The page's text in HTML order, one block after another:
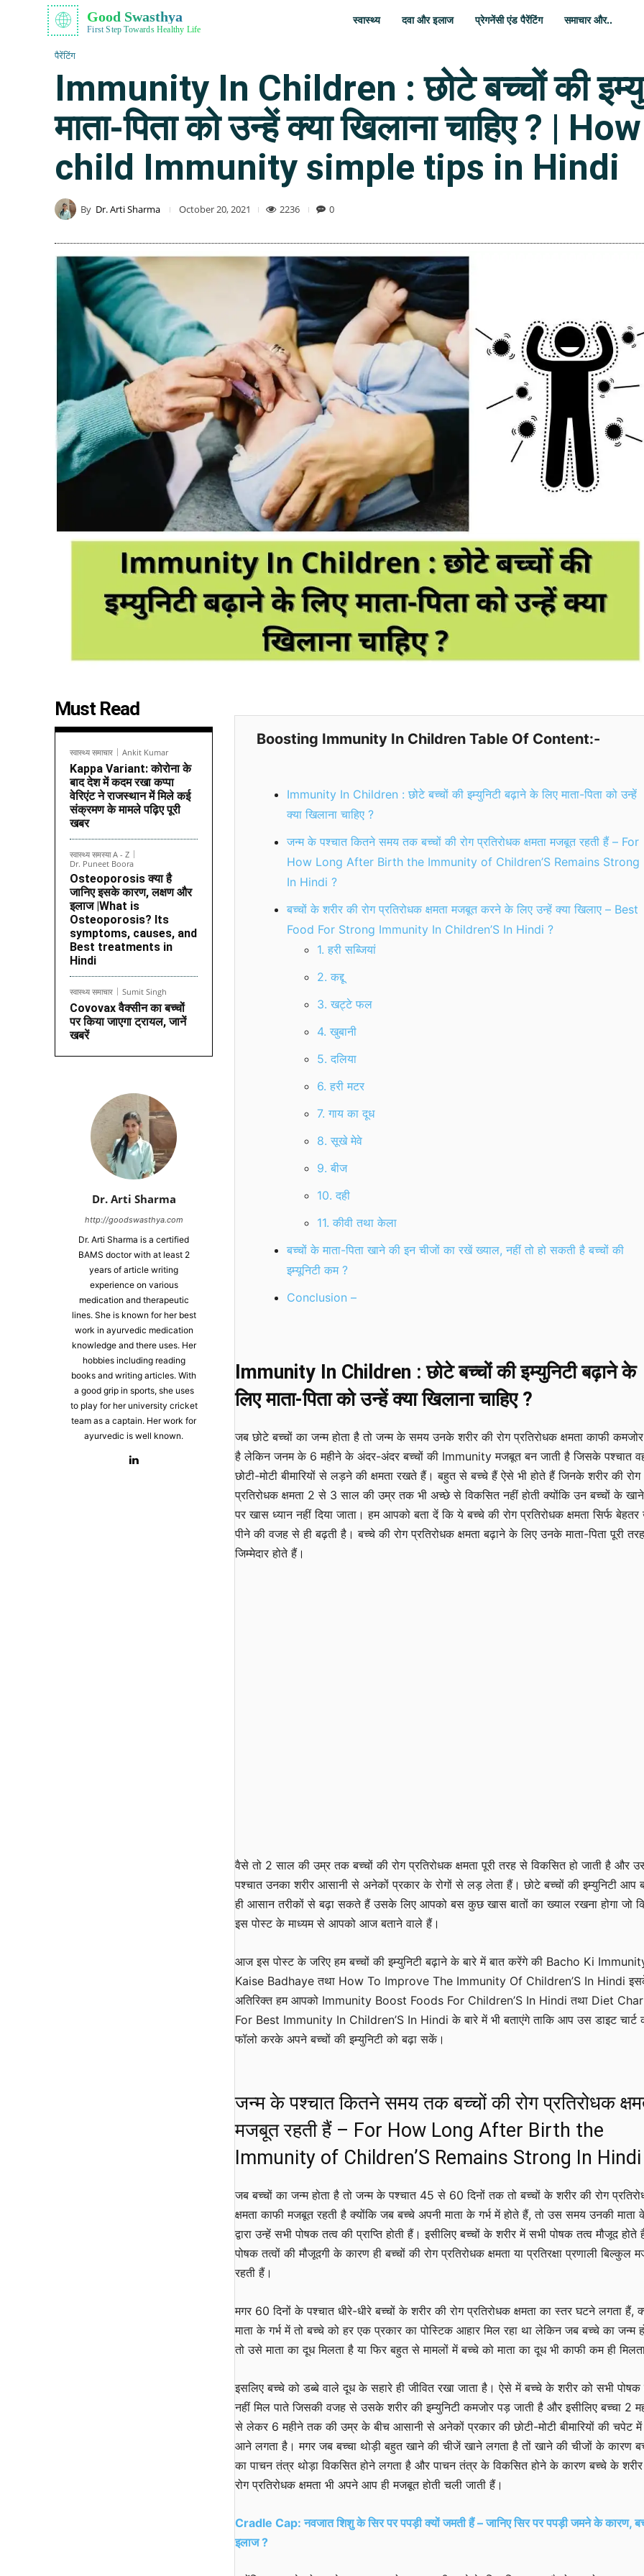
Good Swasthya
First Step Towards Healthy Life
स्वास्थ्य दवा और इलाज प्रेगनेंसी एंड पैरेंटिंग समाचार और..
पैरेंटिंग
Immunity In Children : छोटे बच्चों की
माता-पिता को उन्हें क्या खिलाना चाहिए ? |
child Immunity simple tips in Hindi
By Dr. Arti Sharma October 20, 2021 2236 0
Must Read
स्वास्थ्य समाचार Ankit Kumar
Kappa Variant: कोरोना के
बाद देश में कदम रखा कप्पा
वेरिएंट ने राजस्थान में मिले कई
संक्रमण के मामले पढ़िए पूरी
खबर
स्वास्थ्य समस्या A - Z
Dr. Puneet Boora
Osteoporosis क्या है
जानिए इसके कारण, लक्षण और
इलाज |What is
Osteoporosis? Its
symptoms, causes, and
Best treatments in
Hindi
स्वास्थ्य समाचार Sumit Singh
Covovax वैक्सीन का बच्चों
पर किया जाएगा ट्रायल, जानें
खबरें
Dr. Arti Sharma
http://goodswasthya.com
Dr. Arti Sharma is a certified
BAMS doctor with at least 2
years of article writing
experience on various
medication and therapeutic
lines. She is known for her best
work in ayurvedic medication
knowledge and there uses. Her
hobbies including reading
books and writing articles. With
a good grip in sports, she uses
to play for her university cricket
team as a captain. Her work for
ayurvedic is well known.
Boosting Immunity In Children Table Of Content:-
Immunity In Children : छोटे बच्चों की इम्युनिटी बढ़ाने के लिए माता-पिता को उन्हें
क्या खिलाना चाहिए ?
जन्म के पश्चात कितने समय तक बच्चों की रोग प्रतिरोधक क्षमता मजबूत रहती हैं – For
How Long After Birth the Immunity of Children’S Remains Strong
In Hindi ?
बच्चों के शरीर की रोग प्रतिरोधक क्षमता मजबूत करने के लिए उन्हें क्या खिलाए – Best
Food For Strong Immunity In Children’S In Hindi ?
1. हरी सब्जियां
2. कद्दू
3. खट्टे फल
4. खुबानी
5. दलिया
6. हरी मटर
7. गाय का दूध
8. सूखे मेवे
9. बीज
10. दही
11. कीवी तथा केला
बच्चों के माता-पिता खाने की इन चीजों का रखें ख्याल, नहीं तो हो सकती है बच्चों की
इम्यूनिटी कम ?
Conclusion –
Immunity In Children : छोटे बच्चों की इम्युनिटी बढ़ाने के
लिए माता-पिता को उन्हें क्या खिलाना चाहिए ?
जब छोटे बच्चों का जन्म होता है तो जन्म के समय उनके शरीर की रोग प्रतिरोधक क्षमता काफी कमजोर
है लेकिन जनम के 6 महीने के अंदर-अंदर बच्चों की Immunity मजबूत बन जाती है जिसके पश्चात
छोटी-मोटी बीमारियों से लड़ने की क्षमता रखते हैं। बहुत से बच्चे हैं ऐसे भी होते हैं जिनके शरीर की रोग
प्रतिरोधक क्षमता 2 से 3 साल की उम्र तक भी अच्छे से विकसित नहीं होती क्योंकि उन बच्चों के
पर खास ध्यान नहीं दिया जाता। हम आपको बता दें कि ये बच्चे की रोग प्रतिरोधक क्षमता सिर्फ बेहतर
पीने की वजह से ही बढ़ती है। बच्चे की रोग प्रतिरोधक क्षमता बढ़ाने के लिए उनके माता-पिता पूरी
जिम्मेदार होते हैं।
वैसे तो 2 साल की उम्र तक बच्चों की रोग प्रतिरोधक क्षमता पूरी तरह से विकसित हो जाती है और
पश्चात उनका शरीर आसानी से अनेकों प्रकार के रोगों से लड़ लेता हैं। छोटे बच्चों की इम्युनिटी आप
ही आसान तरीकों से बढ़ा सकते हैं उसके लिए आपको बस कुछ खास बातों का ख्याल रखना होगा जो
इस पोस्ट के माध्यम से आपको आज बताने वाले हैं।
आज इस पोस्ट के जरिए हम बच्चों की इम्युनिटी बढ़ाने के बारे में बात करेंगे की Bacho Ki
Kaise Badhaye तथा How To Improve The Immunity Of Children’S In Hindi
अतिरिक्त हम आपको Immunity Boost Foods For Children’S In Hindi तथा Diet
For Best Immunity In Children’S In Hindi के बारे में भी बताएंगे ताकि आप उस डाइट चार्ट
फॉलो करके अपने बच्चों की इम्युनिटी को बढ़ा सकें।
जन्म के पश्चात कितने समय तक बच्चों की रोग प्रतिरोधक
मजबूत रहती हैं – For How Long After Birth the
Immunity of Children’S Remains Strong In Hindi
जब बच्चों का जन्म होता है तो जन्म के पश्चात 45 से 60 दिनों तक तो बच्चों के शरीर की रोग
क्षमता काफी मजबूत रहती है क्योंकि जब बच्चे अपनी माता के गर्भ में होते हैं, तो उस समय उनकी माता
द्वारा उन्हें सभी पोषक तत्व की प्राप्ति होती हैं। इसीलिए बच्चों के शरीर में सभी पोषक तत्व मौजूद
पोषक तत्वों की मौजूदगी के कारण ही बच्चों की रोग प्रतिरोधक क्षमता या प्रतिरक्षा प्रणाली बिल्कुल
रहती हैं।
मगर 60 दिनों के पश्चात धीरे-धीरे बच्चों के शरीर की रोग प्रतिरोधक क्षमता का स्तर घटने लगता हैं,
माता के गर्भ में तो बच्चे को हर एक प्रकार का पोस्टिक आहार मिल रहा था लेकिन जब बच्चे का जन्म
तो उसे माता का दूध मिलता है या फिर बहुत से मामलों में बच्चे को माता का दूध भी काफी कम ही
इसलिए बच्चे को डब्बे वाले दूध के सहारे ही जीवित रखा जाता है। ऐसे में बच्चे के शरीर को सभी पोषक
नहीं मिल पाते जिसकी वजह से उसके शरीर की इम्युनिटी कमजोर पड़ जाती है और इसीलिए बच्चा 2
से लेकर 6 महीने तक की उम्र के बीच आसानी से अनेकों प्रकार की छोटी-मोटी बीमारियों की चपेट में
आने लगता है। मगर जब बच्चा थोड़ी बहुत खाने की चीजें खाने लगता है तों खाने की चीजों के कारण
का पाचन तंत्र थोड़ा विकसित होने लगता है और पाचन तंत्र के विकसित होने के कारण बच्चे के
रोग प्रतिरोधक क्षमता भी अपने आप ही मजबूत होती चली जाती हैं।
Cradle Cap: नवजात शिशु के सिर पर पपड़ी क्यों जमती हैं – जानिए सिर पर पपड़ी जमने के कारण,
इलाज ?